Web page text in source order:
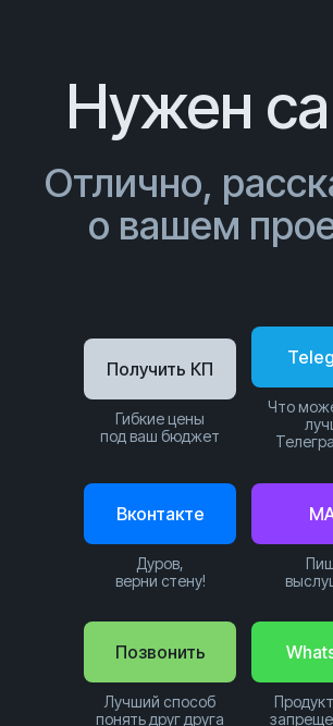
Нужен
Отлично,
о вашем
Позвонить
Лучший способ
понять друг друга
Что
Вконтакте
Дуров,
верни стену!
Получить КП
Гибкие цены
под ваш бюджет